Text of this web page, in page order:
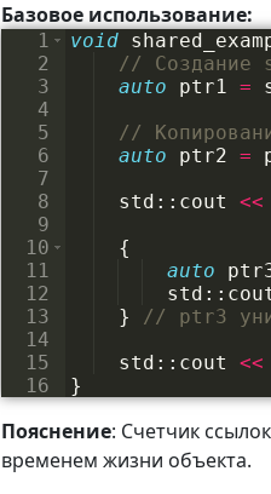
Базовое использование:
1
2
3
4
5
6
7
8
9
10
11
12
13
14
15
16
void
// Создание
auto
ptr1 =
//
auto
ptr2 =
std :: cout <<
{
auto
std ::
}
// ptr3
std :: cout <<
}
Пояснение: Счетчик
временем жизни объекта.